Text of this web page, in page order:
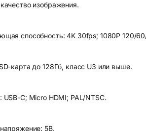
изображения.
способность: 4K 30fps; 1080P 120/
карта до 128Гб, класс U3 или выше.
C; Micro HDMI; PAL/NTSC.
5В.